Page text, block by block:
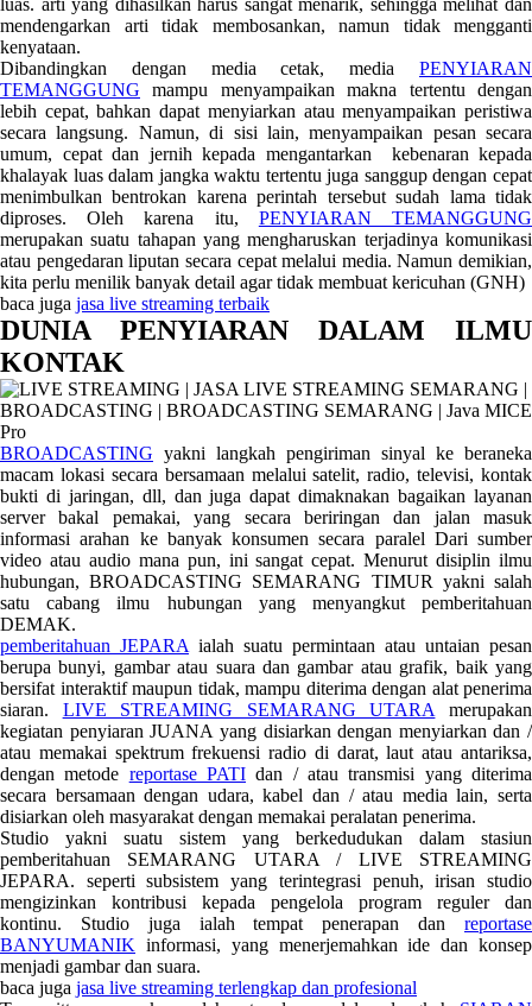
luas. arti yang dihasilkan harus sangat menarik, sehingga melihat dan
mendengarkan arti tidak membosankan, namun tidak mengganti
kenyataan.
Dibandingkan dengan media cetak, media PENYIARAN
TEMANGGUNG mampu menyampaikan makna tertentu dengan
lebih cepat, bahkan dapat menyiarkan atau menyampaikan peristiwa
secara langsung. Namun, di sisi lain, menyampaikan pesan secara
umum, cepat dan jernih kepada mengantarkan kebenaran kepada
khalayak luas dalam jangka waktu tertentu juga sanggup dengan cepat
menimbulkan bentrokan karena perintah tersebut sudah lama tidak
diproses. Oleh karena itu, PENYIARAN TEMANGGUNG
merupakan suatu tahapan yang mengharuskan terjadinya komunikasi
atau pengedaran liputan secara cepat melalui media. Namun demikian,
kita perlu menilik banyak detail agar tidak membuat kericuhan (GNH)
baca juga jasa live streaming terbaik
DUNIA PENYIARAN DALAM ILMU
KONTAK
BROADCASTING yakni langkah pengiriman sinyal ke beraneka
macam lokasi secara bersamaan melalui satelit, radio, televisi, kontak
bukti di jaringan, dll, dan juga dapat dimaknakan bagaikan layanan
server bakal pemakai, yang secara beriringan dan jalan masuk
informasi arahan ke banyak konsumen secara paralel Dari sumber
video atau audio mana pun, ini sangat cepat. Menurut disiplin ilmu
hubungan, BROADCASTING SEMARANG TIMUR yakni salah
satu cabang ilmu hubungan yang menyangkut pemberitahuan
DEMAK.
pemberitahuan JEPARA ialah suatu permintaan atau untaian pesan
berupa bunyi, gambar atau suara dan gambar atau grafik, baik yang
bersifat interaktif maupun tidak, mampu diterima dengan alat penerima
siaran. LIVE STREAMING SEMARANG UTARA merupakan
kegiatan penyiaran JUANA yang disiarkan dengan menyiarkan dan /
atau memakai spektrum frekuensi radio di darat, laut atau antariksa,
dengan metode reportase PATI dan / atau transmisi yang diterima
secara bersamaan dengan udara, kabel dan / atau media lain, serta
disiarkan oleh masyarakat dengan memakai peralatan penerima.
Studio yakni suatu sistem yang berkedudukan dalam stasiun
pemberitahuan SEMARANG UTARA / LIVE STREAMING
JEPARA. seperti subsistem yang terintegrasi penuh, irisan studio
mengizinkan kontribusi kepada pengelola program reguler dan
kontinu. Studio juga ialah tempat penerapan dan reportase
BANYUMANIK informasi, yang menerjemahkan ide dan konsep
menjadi gambar dan suara.
baca juga jasa live streaming terlengkap dan profesional